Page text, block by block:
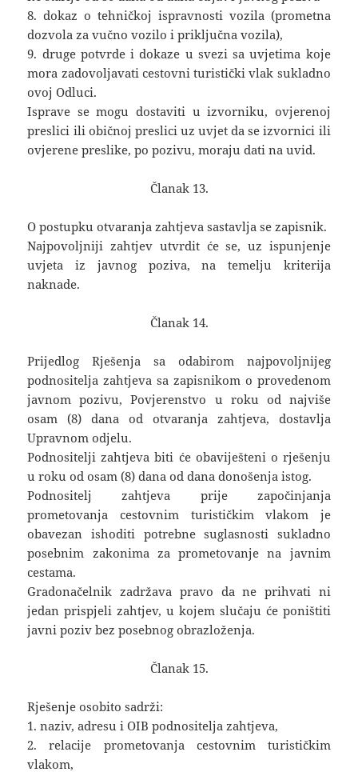
8. dokaz o tehničkoj ispravnosti vozila (prometna
dozvola za vučno vozilo i priključna vozila),
9. druge potvrde i dokaze u svezi sa uvjetima koje
mora zadovoljavati cestovni turistički vlak sukladno
ovoj Odluci.
Isprave se mogu dostaviti u izvorniku, ovjerenoj
preslici ili običnoj preslici uz uvjet da se izvornici ili
ovjerene preslike, po pozivu, moraju dati na uvid.
Članak 13.
O postupku otvaranja zahtjeva sastavlja se zapisnik.
Najpovoljniji zahtjev utvrdit će se, uz ispunjenje
uvjeta iz javnog poziva, na temelju kriterija
naknade.
Članak 14.
Prijedlog Rješenja sa odabirom najpovoljnijeg
podnositelja zahtjeva sa zapisnikom o provedenom
javnom pozivu, Povjerenstvo u roku od najviše
osam (8) dana od otvaranja zahtjeva, dostavlja
Upravnom odjelu.
Podnositelji zahtjeva biti će obaviješteni o rješenju
u roku od osam (8) dana od dana donošenja istog.
Podnositelj zahtjeva prije započinjanja
prometovanja cestovnim turističkim vlakom je
obavezan ishoditi potrebne suglasnosti sukladno
posebnim zakonima za prometovanje na javnim
cestama.
Gradonačelnik zadržava pravo da ne prihvati ni
jedan prispjeli zahtjev, u kojem slučaju će poništiti
javni poziv bez posebnog obrazloženja.
Članak 15.
Rješenje osobito sadrži:
1. naziv, adresu i OIB podnositelja zahtjeva,
2. relacije prometovanja cestovnim turističkim
vlakom,